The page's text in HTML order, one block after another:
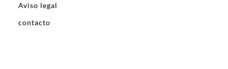
Aviso legal
contacto